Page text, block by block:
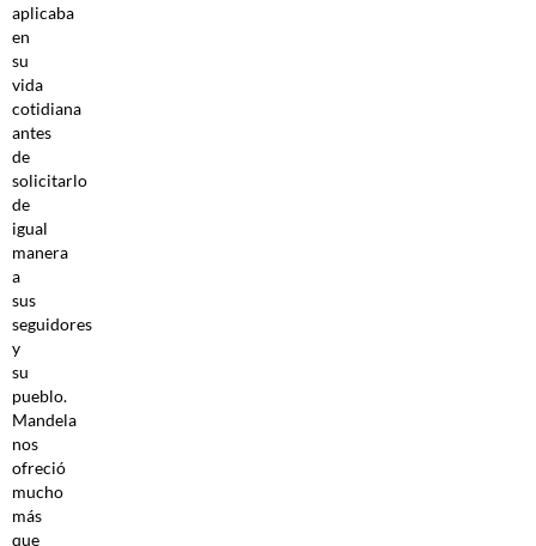
aplicaba
en
su
vida
cotidiana
antes
de
solicitarlo
de
igual
manera
a
sus
seguidores
y
su
pueblo.
Mandela
nos
ofreció
mucho
más
que